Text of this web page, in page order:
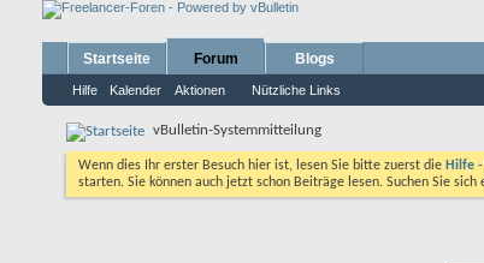
Startseite Forum
Hilfe Kalender Aktionen Nützliche Links
Blogs
vBulletin-Systemmitteilung
Wenn dies Ihr erster Besuch hier ist, lesen Sie bitte zuerst die Hilfe
starten. Sie können auch jetzt schon Beiträge lesen. Suchen Sie